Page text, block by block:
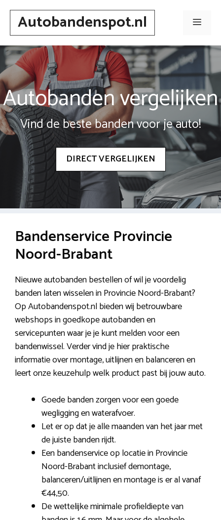
Spring
inhoudAutobandenspot.nl Menu
Autobanden vergelijken
Vind de beste banden voor je auto!
DIRECT VERGELIJKEN
Bandenservice Provincie
Noord-Brabant
Nieuwe autobanden bestellen of wil je voordelig
banden laten wisselen in Provincie Noord-Brabant?
Op Autobandenspot.nl bieden wij betrouwbare
webshops in goedkope autobanden en
servicepunten waar je je kunt melden voor een
bandenwissel. Verder vind je hier praktische
informatie over montage, uitlijnen en balanceren en
leert onze keuzehulp welk product past bij jouw auto.
Goede banden zorgen voor een goede
wegligging en waterafvoer.
Let er op dat je alle maanden van het jaar met
de juiste banden rijdt.
Een bandenservice op locatie in Provincie
Noord-Brabant inclusief demontage,
balanceren/uitlijnen en montage is er al vanaf
€44,50.
De wettelijke minimale profieldiepte van